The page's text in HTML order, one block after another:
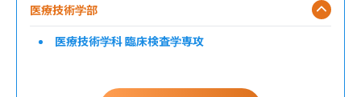
医療技術学部
医療技術学科 臨床検査学専攻